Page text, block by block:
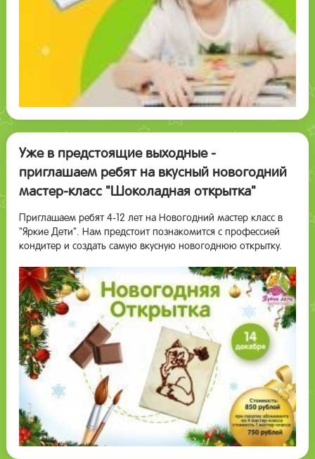
Уже в предстоящие выходные -
приглашаем ребят на вкусный новогодний
мастер-класс "Шоколадная открытка"
Приглашаем ребят 4-12 лет на Новогодний мастер класс в
"Яркие Дети". Нам предстоит познакомится с профессией
кондитер и создать самую вкусную новогоднюю открытку.